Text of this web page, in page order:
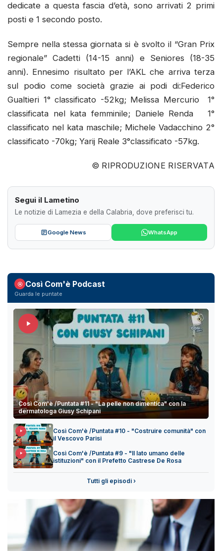
dedicate a questa fascia d’età, sono arrivati 2 primi
posti e 1 secondo posto.
Sempre nella stessa giornata si è svolto il “Gran Prix
regionale” Cadetti (14-15 anni) e Seniores (18-35
anni). Ennesimo risultato per l’AKL che arriva terza
sul podio come società grazie ai podi di:Federico
Gualtieri 1° classificato -52kg; Melissa Mercurio 1°
classificata nel kata femminile; Daniele Renda 1°
classificato nel kata maschile; Michele Vadacchino 2°
classificato -70kg; Yarij Reale 3°classificato -57kg.
© RIPRODUZIONE RISERVATA
Segui il Lametino
Le notizie di Lamezia e della Calabria, dove preferisci tu.
Google News WhatsApp
Così Com'è Podcast
Guarda le puntate
Così Com'è /Puntata #11 - "La pelle non dimentica" con la
dermatologa Giusy Schipani
Così Com'è /Puntata #10 - "Costruire comunità" con
il Vescovo Parisi
Così Com'è /Puntata #9 - "Il lato umano delle
istituzioni" con il Prefetto Castrese De Rosa
Tutti gli episodi ›